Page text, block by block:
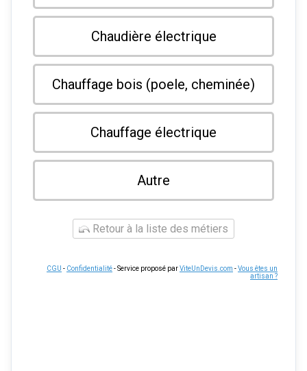
Chaudière électrique
Chauffage bois (poele, cheminée)
Chauffage électrique
Autre
Retour à la liste des métiers
CGU - Confidentialité- Service proposé parViteUnDevis.com -Vous êtes un
artisan ?